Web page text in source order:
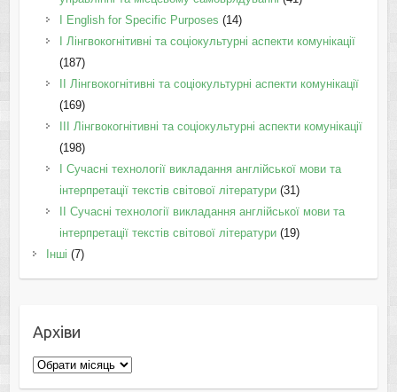
І English for Specific Purposes (14)
I Лінгвокогнітивні та соціокультурні аспекти комунікації
(187)
IІ Лінгвокогнітивні та соціокультурні аспекти комунікації
(169)
IІI Лінгвокогнітивні та соціокультурні аспекти комунікації
(198)
I Cучасні технології викладання англійської мови та
інтерпретації текстів світової літератури(31)
II Cучасні технології викладання англійської мови та
інтерпретації текстів світової літератури(19)
Інші (7)
Архіви
Архіви